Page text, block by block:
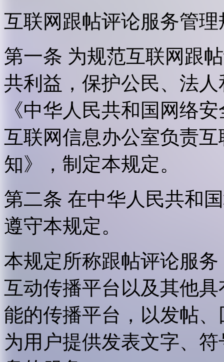
互联网跟帖评论服务管理
第一条 为规范互联网跟
共利益，保护公民、法
《中华人民共和国网络
互联网信息办公室负责
知》，制定本规定。
第二条 在中华人民共和
遵守本规定。
本规定所称跟帖评论服
互动传播平台以及其他
能的传播平台，以发帖
为用户提供发表文字、